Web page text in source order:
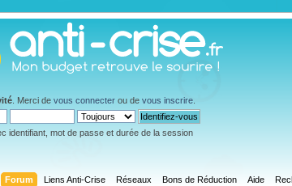
. Merci devous connecter ou devous inscrire
identifiant, mot de passe et durée de la session
Forum Liens Anti-Crise Réseaux Bons de Réduction Aide